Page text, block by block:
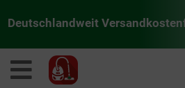
Deutschlandweit
staubsaugermanufaktur